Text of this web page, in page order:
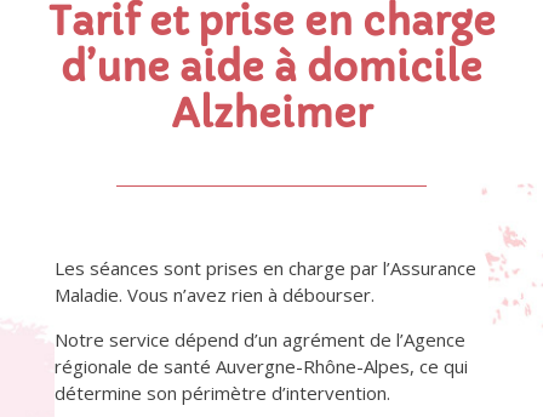
Tarif et prise en charge
d’une aide à domicile
Alzheimer
Les séances sont prises en charge par l’Assurance
Maladie. Vous n’avez rien à débourser.
Notre service dépend d’un agrément de l’Agence
régionale de santé Auvergne-Rhône-Alpes, ce qui
détermine son périmètre d’intervention.